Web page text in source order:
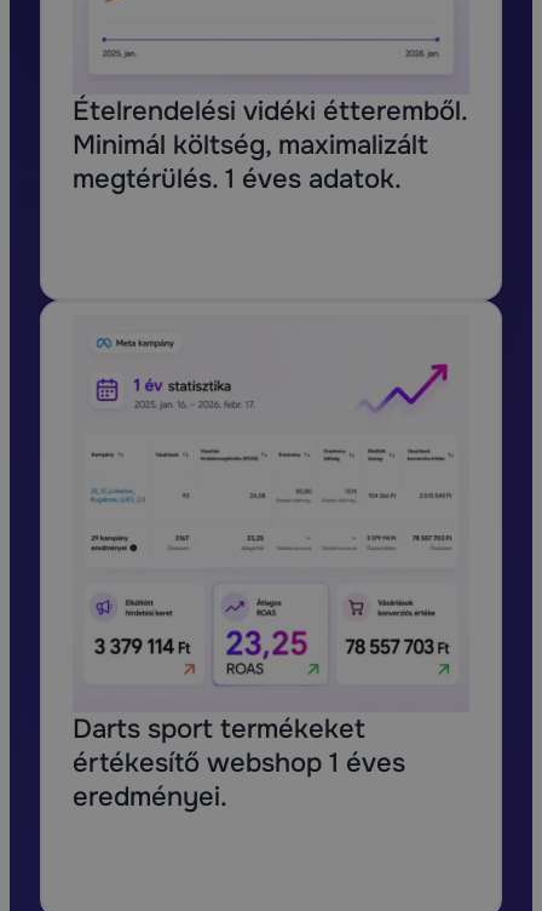
Ételrendelési vidéki étteremből.
Minimál költség, maximalizált
megtérülés. 1 éves adatok.
Darts sport termékeket
értékesítő webshop 1 éves
eredményei.